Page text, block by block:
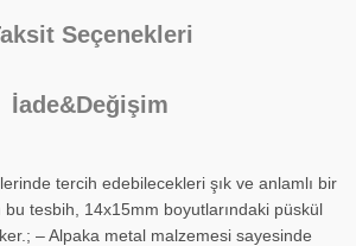
Seçenekleri
İade&Değişim
tercih edebilecekleri şık ve anlamlı bir
tesbih, 14x15mm boyutlarındaki püskül
– Alpaka metal malzemesi sayesinde